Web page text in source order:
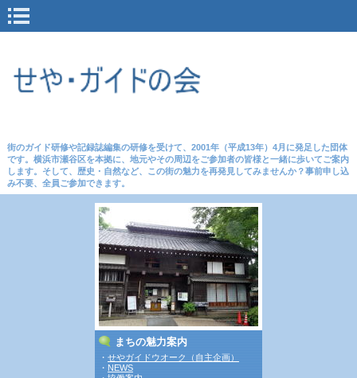
街のガイド研修や記録誌編集の研修を受けて、2001年（平成13年）4月に発足した団体
です。横浜市瀬谷区を本拠に、地元やその周辺をご参加者の皆様と一緒に歩いてご案内
します。そして、歴史・自然など、この街の魅力を再発見してみませんか？事前申し込
み不要、全員ご参加できます。
まちの魅力案内
・ せやガイドウオーク（自主企画）
・ NEWS